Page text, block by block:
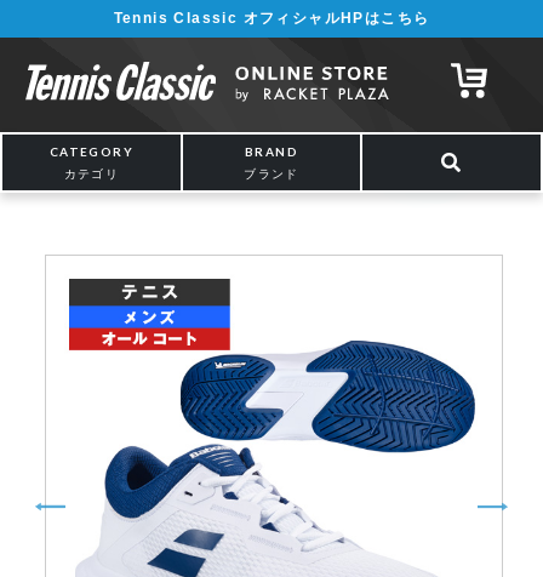
¥5,000以上の購入で送料無料!! 詳しくは こちら
Tennis Classic オフィシャルHPはこちら
CATEGORY
カテゴリ
BRAND
ブランド